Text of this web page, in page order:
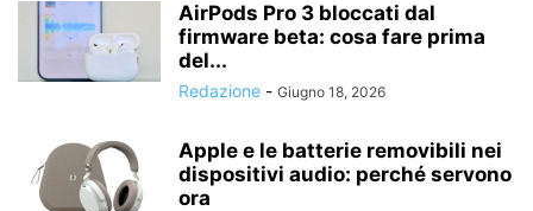
AirPods Pro 3 bloccati dal
firmware beta: cosa fare prima
del...
Redazione - Giugno 18, 2026
Apple e le batterie removibili nei
dispositivi audio: perché servono
ora